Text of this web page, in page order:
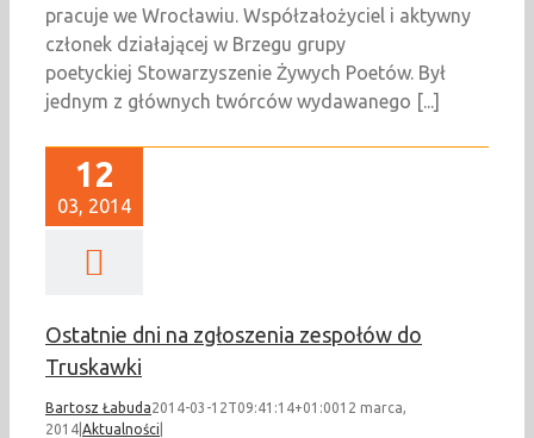
pracuje we Wrocławiu. Współzałożyciel i aktywny
członek działającej w Brzegu grupy
poetyckiej Stowarzyszenie Żywych Poetów. Był
jednym z głównych twórców wydawanego [...]
12
03, 2014
Ostatnie dni na zgłoszenia zespołów do
Truskawki
Bartosz Łabuda2014-03-12T09:41:14+01:0012 marca,
2014 Aktualności